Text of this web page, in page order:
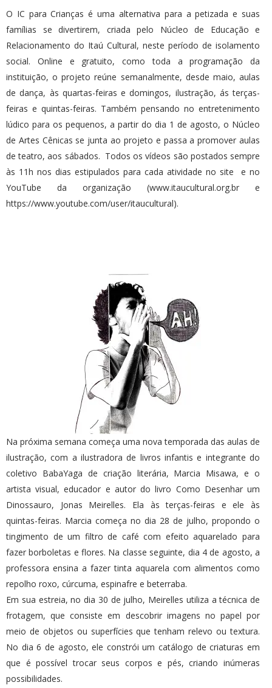
O IC para Crianças é uma alternativa para a petizada e suas
famílias se divertirem, criada pelo Núcleo de Educação e
Relacionamento do Itaú Cultural, neste período de isolamento
social. Online e gratuito, como toda a programação da
instituição, o projeto reúne semanalmente, desde maio, aulas
de dança, às quartas-feiras e domingos, ilustração, ás terças-
feiras e quintas-feiras. Também pensando no entretenimento
lúdico para os pequenos, a partir do dia 1 de agosto, o Núcleo
de Artes Cênicas se junta ao projeto e passa a promover aulas
de teatro, aos sábados. Todos os vídeos são postados sempre
às 11h nos dias estipulados para cada atividade no site e no
YouTube da organização (www.itaucultural.org.br e
https://www.youtube.com/user/itaucultural).
Na próxima semana começa uma nova temporada das aulas de
ilustração, com a ilustradora de livros infantis e integrante do
coletivo BabaYaga de criação literária, Marcia Misawa, e o
artista visual, educador e autor do livro Como Desenhar um
Dinossauro, Jonas Meirelles. Ela às terças-feiras e ele às
quintas-feiras. Marcia começa no dia 28 de julho, propondo o
tingimento de um filtro de café com efeito aquarelado para
fazer borboletas e flores. Na classe seguinte, dia 4 de agosto, a
professora ensina a fazer tinta aquarela com alimentos como
repolho roxo, cúrcuma, espinafre e beterraba.
Em sua estreia, no dia 30 de julho, Meirelles utiliza a técnica de
frotagem, que consiste em descobrir imagens no papel por
meio de objetos ou superfícies que tenham relevo ou textura.
No dia 6 de agosto, ele constrói um catálogo de criaturas em
que é possível trocar seus corpos e pés, criando inúmeras
possibilidades.